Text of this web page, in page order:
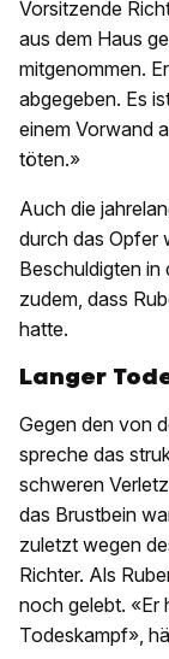
Vorsitzende
aus dem Haus
mitgenommen.
abgegeben. Es
einem Vorwand
töten.»
Auch die
durch das Opfer
Beschuldigten in
zudem, dass
hatte.
Langer
Gegen den von
spreche das
schweren
das Brustbein
zuletzt wegen
Richter. Als
noch gelebt. «Er
Todeskampf»,